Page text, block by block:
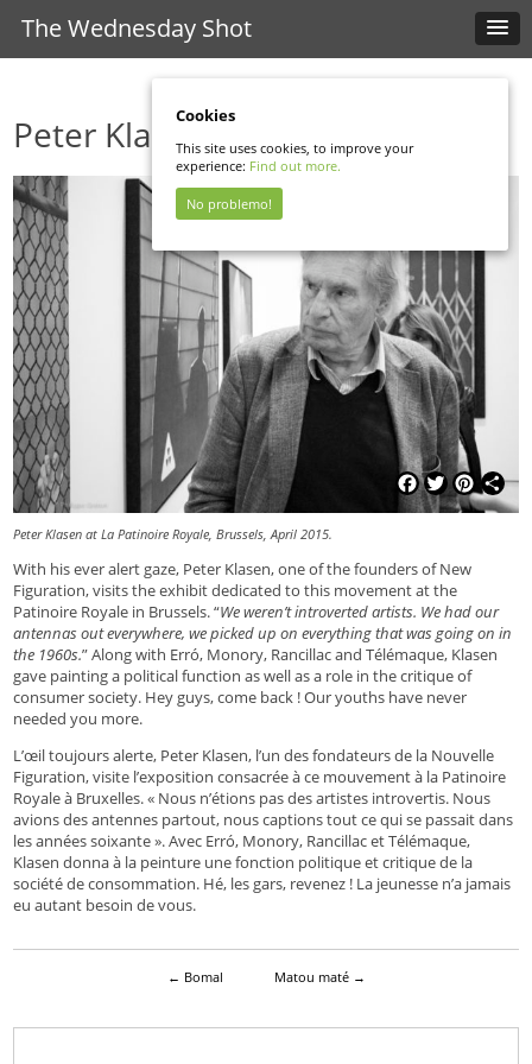
The Wednesday Shot
Peter Klasen
Facebook
TwitterPinterest
Peter Klasen at La Patinoire Royale, Brussels, April 2015.
With his ever alert gaze, Peter Klasen, one of the founders of New
Figuration, visits the exhibit dedicated to this movement at the
Patinoire Royale in Brussels. “We weren’t introverted artists. We had our
antennas out everywhere, we picked up on everything that was going on in
the 1960s.” Along with Erró, Monory, Rancillac and Télémaque, Klasen
gave painting a political function as well as a role in the critique of
consumer society. Hey guys, come back ! Our youths have never
needed you more.
L’œil toujours alerte, Peter Klasen, l’un des fondateurs de la Nouvelle
Figuration, visite l’exposition consacrée à ce mouvement à la Patinoire
Royale à Bruxelles. « Nous n’étions pas des artistes introvertis. Nous
avions des antennes partout, nous captions tout ce qui se passait dans
les années soixante ». Avec Erró, Monory, Rancillac et Télémaque,
Klasen donna à la peinture une fonction politique et critique de la
société de consommation. Hé, les gars, revenez ! La jeunesse n’a jamais
eu autant besoin de vous.
← Bomal Matou maté →
Cookies
This site uses cookies, to improve your
experience: Find out more.
No problemo!